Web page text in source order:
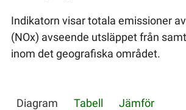
Indikatorn visar totala emissioner
(NOx) avseende utsläppet från
inom det geografiska området.
Diagram Tabell Jämför